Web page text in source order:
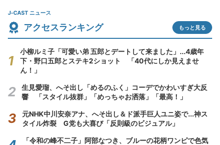
J-CAST ニュース
アクセスランキング もっと見る
小柳ルミ子「可愛い弟 五郎とデートして来ました」...4歳年
下・野口五郎とステキ2ショット 「40代にしか見えませ
ん！」
生見愛瑠、へそ出し「めるのふく」コーデでかわいすぎ大反
響 「スタイル抜群」「めっちゃお洒落」「最高！」
元NHK中川安奈アナ、へそ出し＆ド派手巨人ユニ姿で...神ス
タイル炸裂 G党も大喜び「反則級のビジュアル」
「令和の峰不二子」阿部なつき、ブルーの花柄ワンピで色気